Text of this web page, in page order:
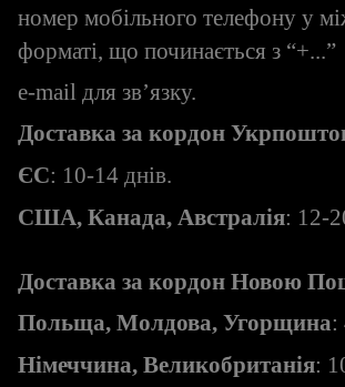
номер мобільного телефону у
форматі, що починається з “+...”
e-mail для зв’язку.
Доставка за кордон
ЄС: 10-14 днів.
США, Канада, Австралія: 12-
Доставка за кордон Новою
Польща, Молдова, Угорщина:
Німеччина, Великобританія: